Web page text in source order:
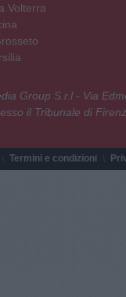
Volterra
Group S.r.l - Via
il Tribunale di
Termini e condizioni